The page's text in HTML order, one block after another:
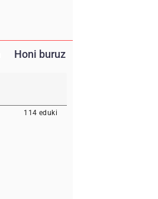
Honi buruz
114 eduki